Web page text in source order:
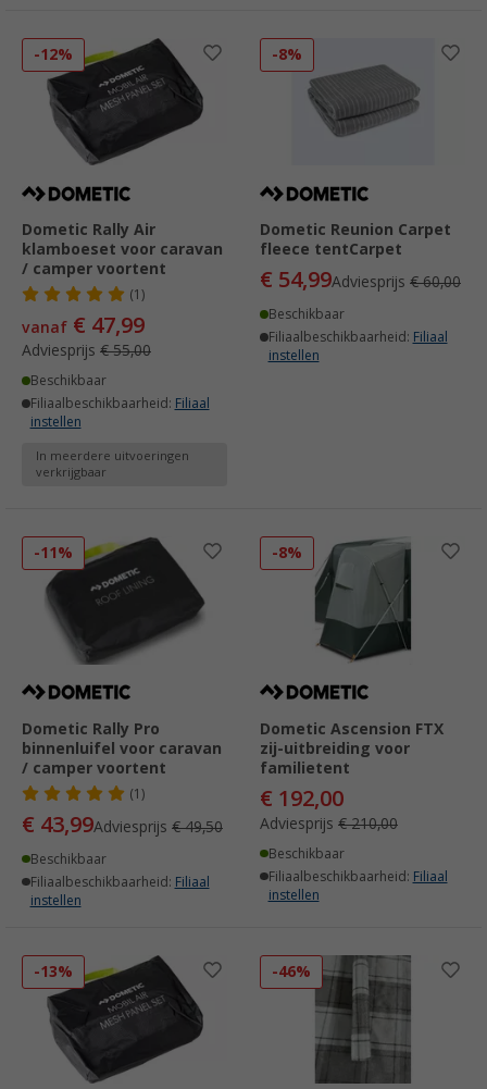
-12%
Dometic Rally Air
klamboeset voor caravan
/ camper voortent
(1)
vanaf € 47,99
Adviesprijs € 55,00
Beschikbaar
Filiaalbeschikbaarheid: Filiaal
instellen
In meerdere uitvoeringen
verkrijgbaar
-8%
Dometic Reunion Carpet
fleece tentCarpet
€ 54,99Adviesprijs € 60,00
Beschikbaar
Filiaalbeschikbaarheid: Filiaal
instellen
-11%
Dometic Rally Pro
binnenluifel voor caravan
/ camper voortent
(1)
€ 43,99Adviesprijs € 49,50
Beschikbaar
Filiaalbeschikbaarheid: Filiaal
instellen
-8%
Dometic Ascension FTX
zij-uitbreiding voor
familietent
€ 192,00
Adviesprijs € 210,00
Beschikbaar
Filiaalbeschikbaarheid: Filiaal
instellen
-13% -46%